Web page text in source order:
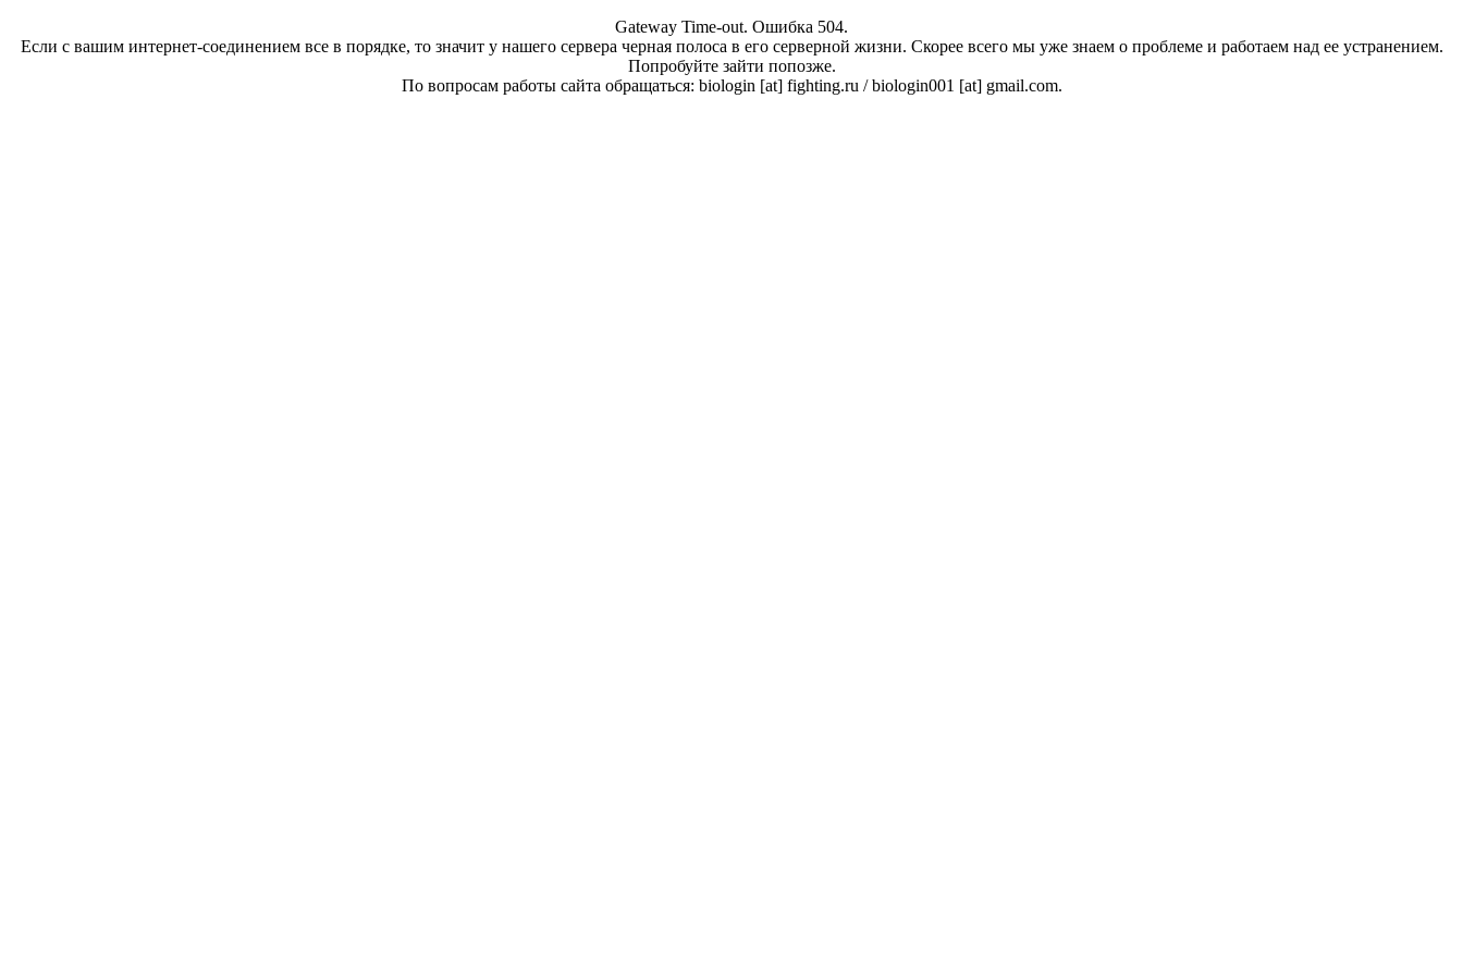
Gateway Time-out. Ошибка 504.
Если с вашим интернет-соединением все в порядке, то значит у нашего сервера черная полоса в его серверной жизни. Скорее всего мы уже знаем о проблеме и работаем над ее устранением.
Попробуйте зайти попозже.
По вопросам работы сайта обращаться: biologin [at] fighting.ru / biologin001 [at] gmail.com.